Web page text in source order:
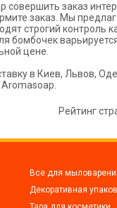
совершить заказ
заказ. Мы
строгий контроль
бомбочек
цене.
в Киев, Львов,
Рейтинг
Все для
Декоративная